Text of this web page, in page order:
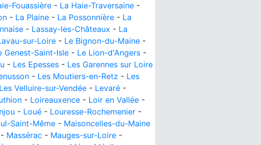
Fouassière - La Haie-Traversaine -
- La Plaine - La Possonnière - La
- Lassay-les-Châteaux - La
sur-Loire - Le Bignon-du-Maine -
Genest-Saint-Isle - Le Lion-d'Angers -
- Les Epesses - Les Garennes sur Loire
- Les Moutiers-en-Retz - Les
Les Velluire-sur-Vendée - Levaré -
- Loireauxence - Loir en Vallée -
- Loué - Louresse-Rochemenier -
Saint-Même - Maisoncelles-du-Maine
- Massérac - Mauges-sur-Loire -